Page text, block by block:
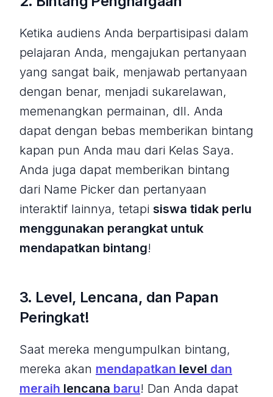
Ketika audiens Anda berpartisipasi dalam
pelajaran Anda, mengajukan pertanyaan
yang sangat baik, menjawab pertanyaan
dengan benar, menjadi sukarelawan,
memenangkan permainan, dll. Anda
dapat dengan bebas memberikan bintang
kapan pun Anda mau dari Kelas Saya.
Anda juga dapat memberikan bintang
dari Name Picker dan pertanyaan
interaktif lainnya, tetapi siswa tidak perlu
menggunakan perangkat untuk
mendapatkan bintang!
3. Level, Lencana, dan Papan
Peringkat!
Saat mereka mengumpulkan bintang,
mereka akan mendapatkan level dan
meraih lencana baru! Dan Anda dapat